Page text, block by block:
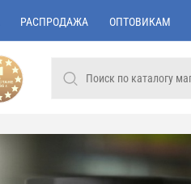
РАСПРОДАЖА ОПТОВИКАМ